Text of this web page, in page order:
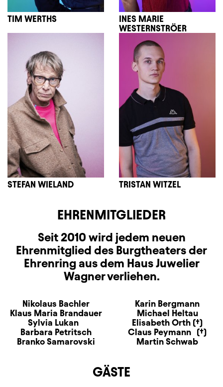
TIM WERTHS
INES MARIE
WESTERNSTRÖER
STEFAN WIELAND TRISTAN WITZEL
EHRENMITGLIEDER
Seit 2010 wird jedem neuen
Ehrenmitglied des Burgtheaters der
Ehrenringaus dem Haus Juwelier
Wagner verliehen.
Nikolaus Bachler
Karin Bergmann
Klaus Maria Brandauer
Michael Heltau
Sylvia Lukan
Elisabeth Orth (†)
Barbara Petritsch
Claus Peymann (†)
Branko Samarovski
Martin Schwab
GÄSTE